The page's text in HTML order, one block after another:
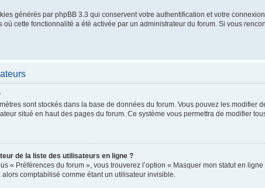
générés par phpBB 3.3 qui conservent votre authentification et votre
où cette fonctionnalité a été activée par un administrateur du forum. Si vous
sont stockés dans la base de données du forum. Vous pouvez les modifier
situé en haut des pages du forum. Ce système vous permettra de modifier
de la liste des utilisateurs en ligne ?
« Préférences du forum », vous trouverez l’option « Masquer mon statut en
comptabilisé comme étant un utilisateur invisible.